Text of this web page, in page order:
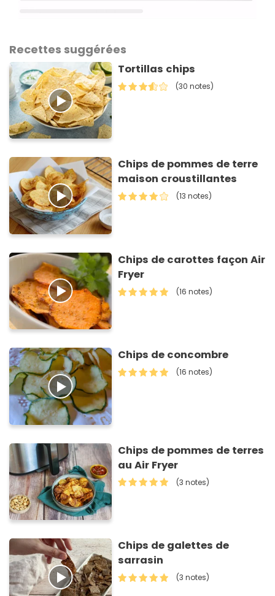
Recettes suggérées
Tortillas chips
(30 notes)
Chips de pommes de terre
maison croustillantes
(13 notes)
Chips de carottes façon Air
Fryer
(16 notes)
Chips de concombre
(16 notes)
Chips de pommes de terres
au Air Fryer
(3 notes)
Chips de galettes de
sarrasin
(3 notes)